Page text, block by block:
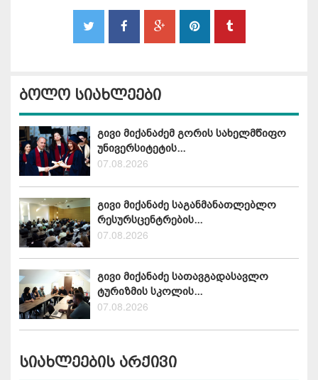
ბოლო სიახლეები
გივი მიქანაძემ გორის სახელმწიფო
უნივერსიტეტის...
07.08.2026
გივი მიქანაძე საგანმანათლებლო
რესურსცენტრების...
07.08.2026
გივი მიქანაძე სათავგადასავლო
ტურიზმის სკოლის...
07.08.2026
სიახლეების არქივი